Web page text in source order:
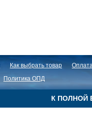
Как выбрать товар
Политика ОПД
К ПОЛНОЙ